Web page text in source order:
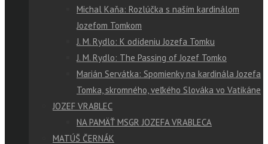
Michal Kaňa: Rozlúčka s naším kardinálom
Jozefom Tomkom
J. M. Rydlo: K odídeniu Jozefa Tomku
J. M. Rydlo: The Passing of Jozef Tomko
Marián Servátka: Spomienky na kardinála Jozefa
Tomka, skromného, veľkého Slováka vo Vatikáne
JOZEF VRABLEC
NA PAMÄŤ MSGR JOZEFA VRABLECA
MATÚŠ ČERNÁK